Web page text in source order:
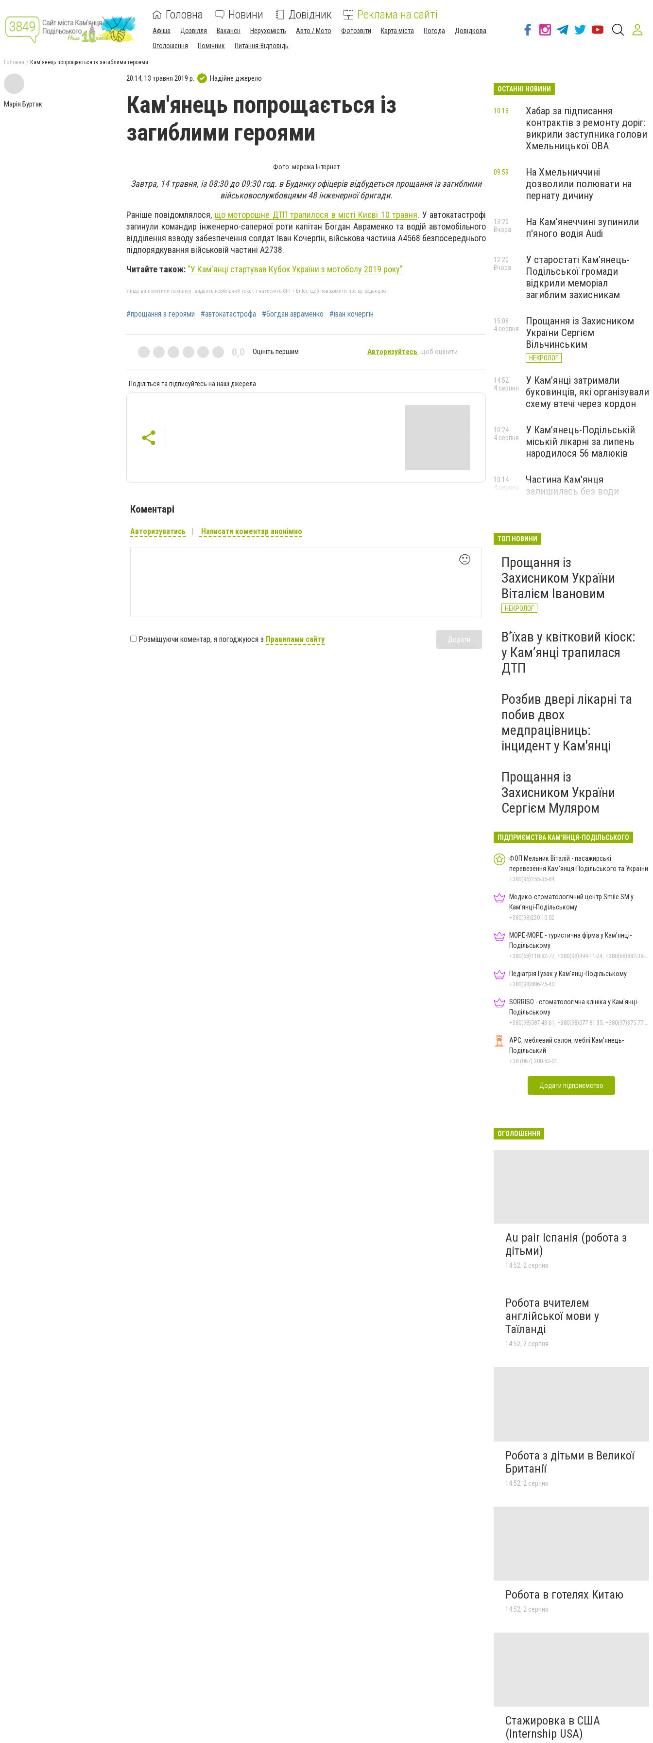
Головна Новини Довідник Реклама на сайті
Афіша Дозвілля Вакансії Нерухомість Авто / Мото Фотозвіти Карта міста Погода
Довідкова
Оголошення
Помічник Питання-Відповідь
Головна Кам'янець попрощається із загиблими героями
Марія Буртак
20:14, 13 травня 2019 р. Надійне джерело
Кам'янець попрощається із
загиблими героями
Фото: мережа Інтернет
Завтра, 14 травня, із 08:30 до 09:30 год. в Будинку офіцерів відбудеться прощання із загиблими
військовослужбовцями 48 інженерної бригади.
Раніше повідомлялося, що моторошне ДТП трапилося в місті Києві 10 травня. У автокатастрофі
загинули командир інженерно-саперної роти капітан Богдан Авраменко та водій автомобільного
відділення взводу забезпечення солдат Іван Кочергін, військова частина А4568 безпосереднього
підпорядкування військовій частині А2738.
Читайте також: "У Кам'янці стартував Кубок України з мотоболу 2019 року"
Якщо ви помітили помилку, виділіть необхідний текст і натисніть Ctrl + Enter, щоб повідомити про це редакцію
#прощання з героями #автокатастрофа #богдан авраменко #іван кочергін
0,0 Оцініть першим Авторизуйтесь, щоб оцінити
Поділіться та підписуйтесь на наші джерела
Коментарі
Авторизуватись Написати коментар анонімно
🙂
Розміщуючи коментар, я погоджуюся з Правилами сайту Додати
ОСТАННІ НОВИНИ
Хабар за підписання
контрактів з ремонту доріг:
викрили заступника голови
Хмельницької ОВА
10:18
На Хмельниччині
дозволили полювати на
пернату дичину
09:59
На Камʼянеччині зупинили
п'яного водія Audi
13:20
Вчора
У старостаті Кам’янець-
Подільської громади
відкрили меморіал
загиблим захисникам
12:20
Вчора
Прощання із Захисником
України Сергієм
Вільчинським
НЕКРОЛОГ
15:08
4 серпня
У Кам’янці затримали
буковинців, які організували
схему втечі через кордон
14:52
4 серпня
У Кам’янець-Подільській
міській лікарні за липень
народилося 56 малюків
10:24
4 серпня
Частина Кам'янця
залишилась без води
10:14
4 серпня
ТОП НОВИНИ
Прощання із
Захисником України
Віталієм Івановим
НЕКРОЛОГ
Вʼїхав у квітковий кіоск:
у Камʼянці трапилася
ДТП
Розбив двері лікарні та
побив двох
медпрацівниць:
інцидент у Кам'янці
Прощання із
Захисником України
Сергієм Муляром
ПІДПРИЄМСТВА КАМ'ЯНЦЯ-ПОДІЛЬСЬКОГО
ФОП Мельник Віталій - пасажирські
перевезення Кам’янця-Подільського та України
+380(96)255-35-84
Медико-стоматологічний центр Smile SM у
Кам’янці-Подільському
+380(98)220-10-02
МОРЕ-МОРЕ - туристична фірма у Кам’янці-
Подільському
+380(68)118-82-77, +380(98)994-11-24, +380(68)882-38-28
Педіатрія Гузак у Кам'янці-Подільському
+380(98)886-25-40
SORRISO - стоматологічна клініка у Кам'янці-
Подільському
+380(98)587-43-61, +380(98)077-81-35, +380(97)375-77-72, +380(97)982-31-07
АРС, меблевий салон, меблі Кам'янець-
Подільський
+38 (067) 208-53-01
Додати підприємство
ОГОЛОШЕННЯ
Au pair Іспанія (робота з
дітьми)
14:52, 2 серпня
Робота вчителем
англійської мови у
Таїланді
14:52, 2 серпня
Робота з дітьми в Великої
Британії
14:52, 2 серпня
Робота в готелях Китаю
14:52, 2 серпня
Стажировка в США
(Internship USA)